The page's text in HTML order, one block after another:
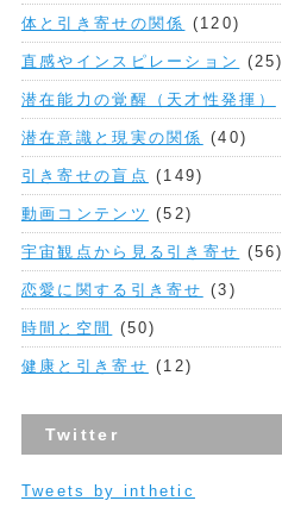
体と引き寄せの関係 (120)
直感やインスピレーション (25)
潜在能力の覚醒（天才性発揮）
潜在意識と現実の関係 (40)
引き寄せの盲点 (149)
動画コンテンツ (52)
宇宙観点から見る引き寄せ (56)
恋愛に関する引き寄せ (3)
時間と空間 (50)
健康と引き寄せ (12)
Twitter
Tweets by inthetic